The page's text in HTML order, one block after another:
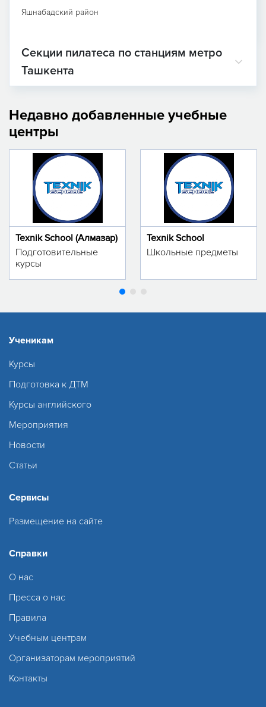
Яшнабадский район
Секции пилатеса по станциям метро
Ташкента
Недавно добавленные учебные
центры
Texnik School (Алмазар)
Подготовительные
курсы
Texnik School
Школьные предметы
Ученикам
Курсы
Подготовка к ДТМ
Курсы английского
Мероприятия
Новости
Статьи
Сервисы
Размещение на сайте
Справки
О нас
Пресса о нас
Правила
Учебным центрам
Организаторам мероприятий
Контакты